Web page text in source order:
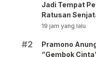
Jadi Tempat
Ratusan
Pemilik
19 jam yang lalu
#2
Pramono
“Gembok